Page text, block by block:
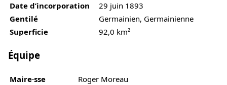
Date d’incorporation
29 juin 1893
Gentilé
Germainien, Germainienne
Superficie
92,0 km²
Équipe
Maire·sse
Roger Moreau